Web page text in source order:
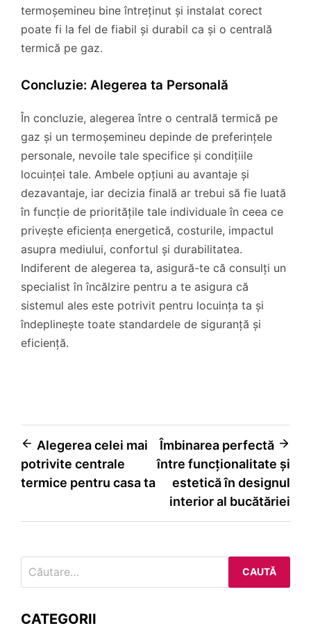
termoșemineu bine întreținut și instalat corect
poate fi la fel de fiabil și durabil ca și o centrală
termică pe gaz.
Concluzie: Alegerea ta Personală
În concluzie, alegerea între o centrală termică pe
gaz și un termoșemineu depinde de preferințele
personale, nevoile tale specifice și condițiile
locuinței tale. Ambele opțiuni au avantaje și
dezavantaje, iar decizia finală ar trebui să fie luată
în funcție de prioritățile tale individuale în ceea ce
privește eficiența energetică, costurile, impactul
asupra mediului, confortul și durabilitatea.
Indiferent de alegerea ta, asigură-te că consulți un
specialist în încălzire pentru a te asigura că
sistemul ales este potrivit pentru locuința ta și
îndeplinește toate standardele de siguranță și
eficiență.
Navigare
în
Alegerea celei mai
potrivite centrale
termice pentru casa ta
Îmbinarea perfectă
între funcționalitate și
estetică în designul
interior al bucătăriei
după:
CATEGORII